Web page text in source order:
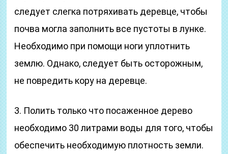
следует слегка потряхивать деревце, чтобы
почва могла заполнить все пустоты в лунке.
Необходимо при помощи ноги уплотнить
землю. Однако, следует быть осторожным,
не повредить кору на деревце.
3. Полить только что посаженное дерево
необходимо 30 литрами воды для того, чтобы
обеспечить необходимую плотность земли.